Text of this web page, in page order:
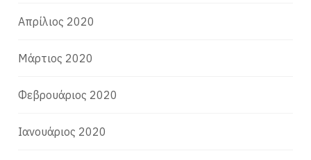
Απρίλιος 2020
Μάρτιος 2020
Φεβρουάριος 2020
Ιανουάριος 2020